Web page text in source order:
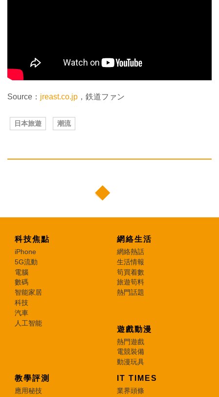
Source： jreast.co.jp ，鉄道ファン
日本旅遊 潮流
科技焦點
iPhone
5G流動
電腦
數碼
智能家居
科技
汽車
人工智能
網絡生活
網絡熱話
生活情報
筍買着數
旅遊筍料
熱門話題
遊戲動漫
熱門遊戲
電競裝備
動漫玩具
教學評測
應用秘技
IT TIMES
業界頭條